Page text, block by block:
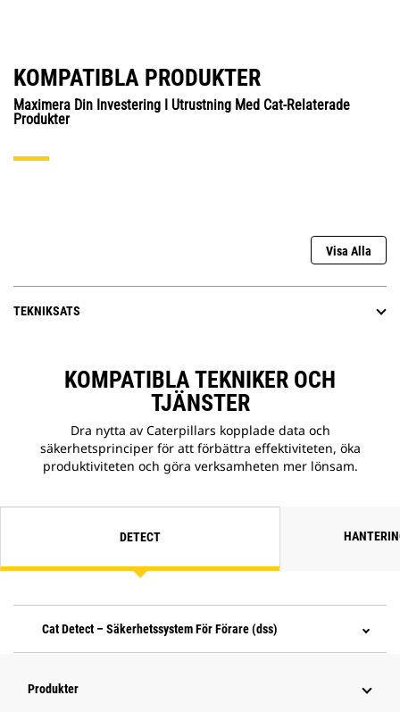
KOMPATIBLA PRODUKTER
Maximera Din Investering I Utrustning Med Cat-Relaterade
Produkter
Visa Alla
TEKNIKSATS
KOMPATIBLA TEKNIKER OCH
TJÄNSTER
Dra nytta av Caterpillars kopplade data och
säkerhetsprinciper för att förbättra effektiviteten, öka
produktiviteten och göra verksamheten mer lönsam.
DETECT
Cat Detect – Säkerhetssystem För Förare (dss)
Produkter